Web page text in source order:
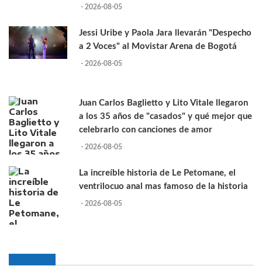
- 2026-08-05
Jessi Uribe y Paola Jara llevarán "Despecho
a 2 Voces" al Movistar Arena de Bogotá
- 2026-08-05
Juan Carlos Baglietto y Lito Vitale llegaron
a los 35 años de "casados" y qué mejor que
celebrarlo con canciones de amor
- 2026-08-05
La increíble historia de Le Petomane, el
ventrilocuo anal mas famoso de la historia
- 2026-08-05